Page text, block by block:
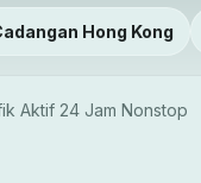
Hong Kong
Aktif 24 Jam Nonstop